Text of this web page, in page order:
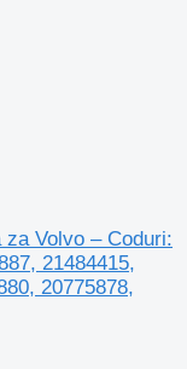
Volvo – Coduri:
21484415,
20775878,